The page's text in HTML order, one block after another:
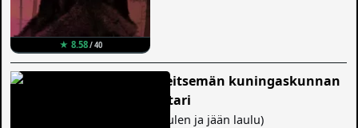
★ 8.58/ 40
Seitsemän kuningaskunnan
ritari
Tulen ja jään laulu)